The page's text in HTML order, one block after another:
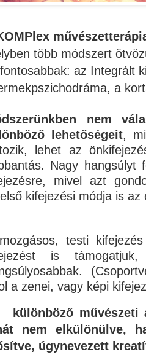
több módszert
az Integrált
a
nem
lehetőségeit,
lehet az
Nagy hangsúlyt
mivel azt
kifejezési módja is az
testi
is
a zenei, vagy képi
különböző
nem elkülönülve,
úgynevezett